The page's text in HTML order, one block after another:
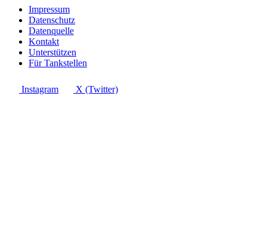
Impressum
Datenschutz
Datenquelle
Kontakt
Unterstützen
Für Tankstellen
Instagram X (Twitter)